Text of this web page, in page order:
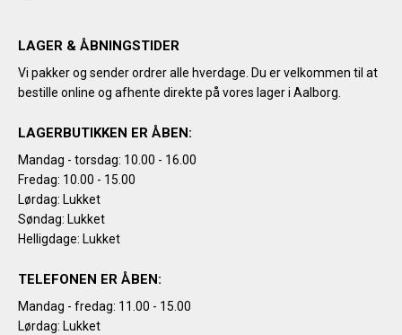
LAGER & ÅBNINGSTIDER
Vi pakker og sender ordrer alle hverdage. Du er velkommen til at
bestille online og afhente direkte på vores lager i Aalborg.
LAGERBUTIKKEN ER ÅBEN:
Mandag - torsdag: 10.00 - 16.00
Fredag: 10.00 - 15.00
Lørdag: Lukket
Søndag: Lukket
Helligdage: Lukket
TELEFONEN ER ÅBEN:
Mandag - fredag: 11.00 - 15.00
Lørdag: Lukket